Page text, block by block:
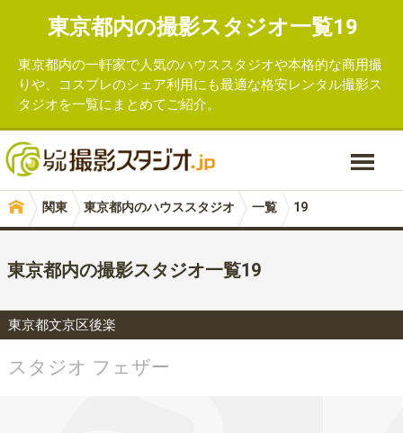
東京都内の撮影スタジオ一覧19
東京都内の一軒家で人気のハウススタジオや本格的な商用撮
りや、コスプレのシェア利用にも最適な格安レンタル撮影ス
タジオを一覧にまとめてご紹介。
関東 東京都内のハウススタジオ 一覧 19
東京都内の撮影スタジオ一覧19
東京都文京区後楽
スタジオ フェザー